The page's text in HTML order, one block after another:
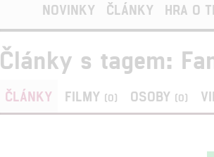
NOVINKY ČLÁNKY HRA O
Články s tagem:
ČLÁNKY FILMY (0) OSOBY (0)